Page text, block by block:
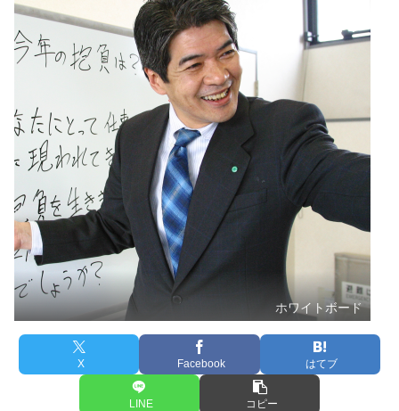
ホワイトボード
X Facebook はてブ
LINE コピー